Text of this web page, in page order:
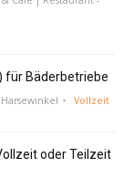
Bäderbetriebe
Vollzeit
oder Teilzeit